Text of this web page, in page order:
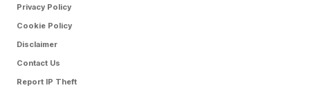
Privacy Policy
Cookie Policy
Disclaimer
Contact Us
Report IP Theft